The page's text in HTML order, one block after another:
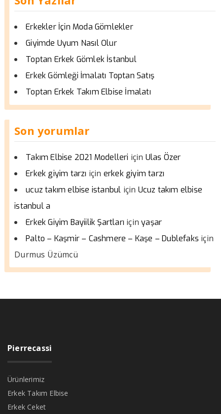
Erkekler İçin Moda Gömlekler
Giyimde Uyum Nasıl Olur
Toptan Erkek Gömlek İstanbul
Erkek Gömleği İmalatı Toptan Satış
Toptan Erkek Takım Elbise İmalatı
Son yorumlar
Takım Elbise 2021 Modelleri için Ulas Özer
Erkek giyim tarzı için erkek giyim tarzı
ucuz takım elbise istanbul için Ucuz takım elbise
istanbul a
Erkek Giyim Bayiilik Şartları içinyaşar
Palto – Kaşmir – Cashmere – Kaşe – Dublefaks için
Durmus Üzümcü
Pierrecassi
Ürünlerimiz
Erkek Takım Elbise
Erkek Ceket